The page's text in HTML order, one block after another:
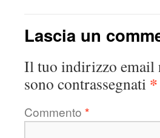
Lascia un
Il tuo indirizzo email
sono contrassegnati *
Commento *